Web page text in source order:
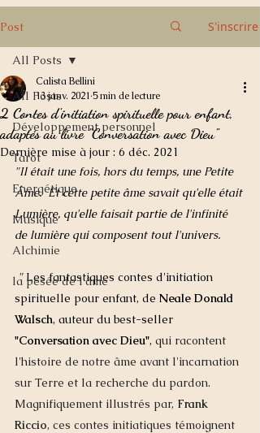
Post S'inscrire
All Posts
Développement personnel
Tarot
Energétique
Musique
Alchimie
la pesée de l'âme
All Posts
2 Contes d'initiation spirituelle pour enfant,
adaptés au livre "Conversation avec Dieu"
Calista Bellini
13 janv. 2021 5 min de lecture
Dernière mise à jour : 6 déc. 2021
"Il était une fois, hors du temps, une Petite
Âme.  Et cette petite âme savait qu'elle était
Lumière, qu'elle faisait partie de l'infinité
de lumière qui composent tout l'univers.
" Les fantastiques contes d'initiation
spirituelle pour enfant, de Neale Donald
Walsch, auteur du best-seller
"Conversation avec Dieu", qui racontent
l'histoire de notre âme avant l'incarnation
sur Terre et la recherche du pardon.
Magnifiquement illustrés par, Frank
Riccio, ces contes initiatiques témoignent